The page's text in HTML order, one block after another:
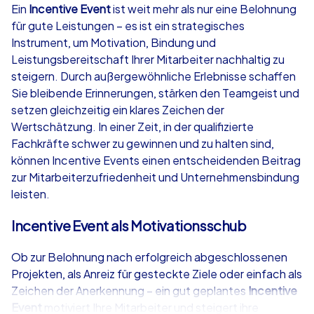
ab €49,99
iPad Tour
Amberg
1,5-3,0 h 15-1,000
Krimi iPad
1,5-3,0 h
Ein Incentive Eventist weit mehr als nur eine Belohnung
für gute Leistungen – es ist ein strategisches
Instrument, um Motivation, Bindung und
Leistungsbereitschaft Ihrer Mitarbeiter nachhaltig zu
steigern. Durch außergewöhnliche Erlebnisse schaffen
Sie bleibende Erinnerungen, stärken den Teamgeist und
setzen gleichzeitig ein klares Zeichen der
Wertschätzung. In einer Zeit, in der qualifizierte
Fachkräfte schwer zu gewinnen und zu halten sind,
können Incentive Events einen entscheidenden Beitrag
zur Mitarbeiterzufriedenheit und Unternehmensbindung
leisten.
Incentive Event als Motivationsschub
Ob zur Belohnung nach erfolgreich abgeschlossenen
Projekten, als Anreiz für gesteckte Ziele oder einfach als
Zeichen der Anerkennung – ein gut geplantes Incentive
Event
motiviert Ihre Mitarbeiter und steigert ihre